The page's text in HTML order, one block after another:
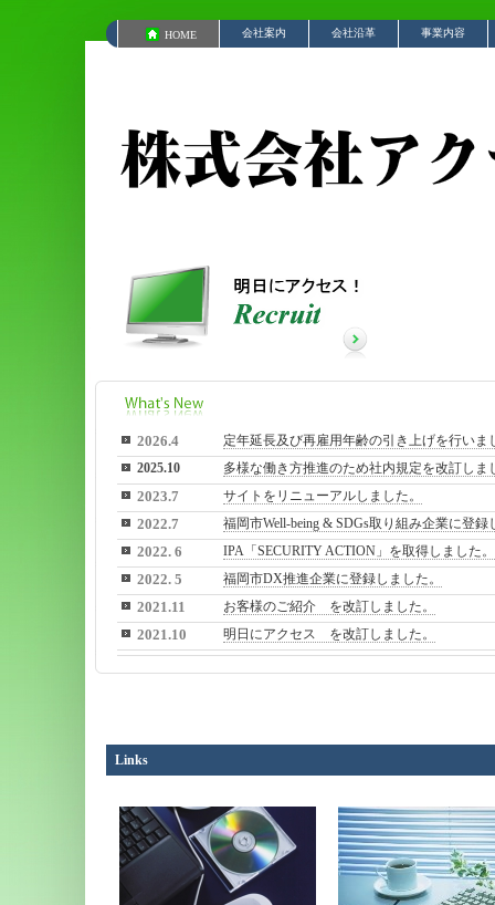
HOME 会社案内 会社沿革 事業内容
2026.4
定年延長及び再雇用年齢の引き上げを行いま
2025.10
多様な働き方推進のため社内規定を改訂しま
2023.7 サイトをリニューアルしました。
2022.7 福岡市Well-being & SDGs取り組み企業に登録
2022. 6 IPA「SECURITY ACTION」を取得しました。
2022. 5 福岡市DX推進企業に登録しました。
2021.11 お客様のご紹介 を改訂しました。
2021.10 明日にアクセス を改訂しました。
Links